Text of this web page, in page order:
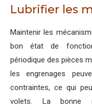
Lubrifier les
Maintenir les
bon état de
périodique des pièces
les engrenages
contraintes, ce qui
volets. La bonne